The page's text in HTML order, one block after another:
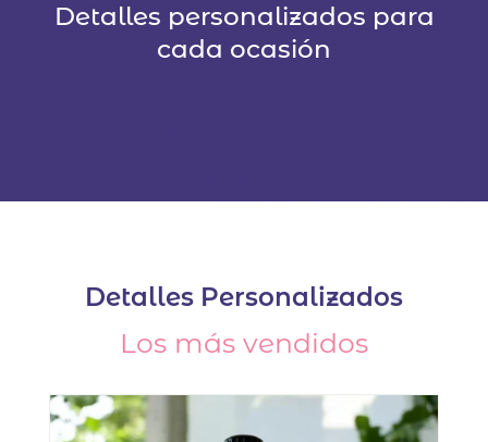
Detalles personalizados para
cada ocasión
Detalles Personalizados
Los más vendidos